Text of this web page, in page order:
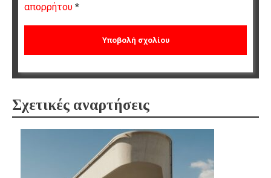
απορρήτου *
Σχετικές αναρτήσεις